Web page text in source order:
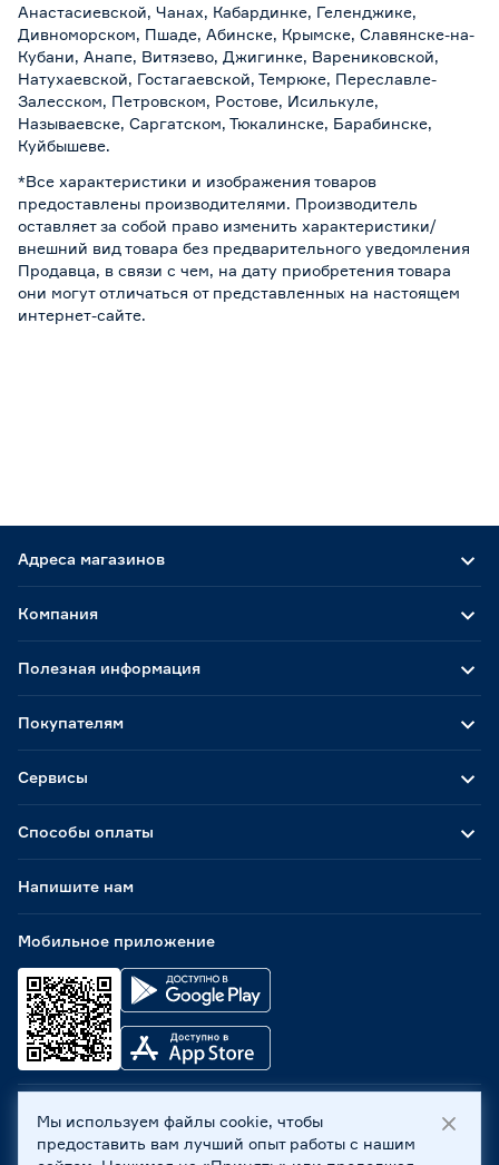
Анастасиевской, Чанах, Кабардинке, Геленджике,
Дивноморском, Пшаде, Абинске, Крымске, Славянске-на-
Кубани, Анапе, Витязево, Джигинке, Варениковской,
Натухаевской, Гостагаевской, Темрюке, Переславле-
Залесском, Петровском, Ростове, Исилькуле,
Называевске, Саргатском, Тюкалинске, Барабинске,
Куйбышеве.
*Все характеристики и изображения товаров
предоставлены производителями. Производитель
оставляет за собой право изменить характеристики/
внешний вид товара без предварительного уведомления
Продавца, в связи с чем, на дату приобретения товара
они могут отличаться от представленных на настоящем
интернет-сайте.
Адреса магазинов
Способы оплаты
Мобильное приложение
Компания
Полезная информация
Покупателям
Сервисы
Напишите нам
ООО «Бауцентр Рус» 2004 -2026, 236029, г. Калининград,
ул. А.Невского, 205. ИНН 7702596813, КПП 390601001 ©
Мы используем файлы cookie, чтобы
предоставить вам лучший опыт работы с нашим